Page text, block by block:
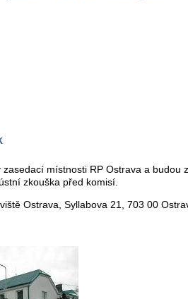
místnosti RP Ostrava a
zkouška před komisí.
Ostrava, Syllabova 21, 703 00